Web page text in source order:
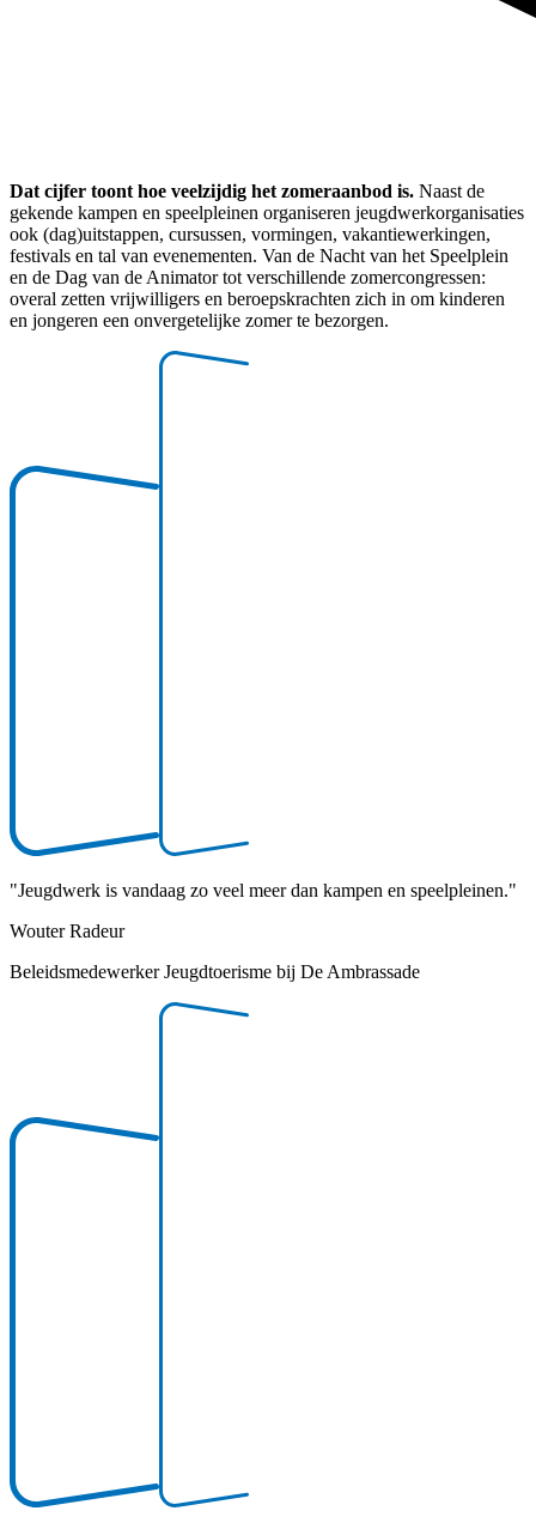
Dat cijfer toont hoe veelzijdig het zomeraanbod is. Naast de
gekende kampen en speelpleinen organiseren jeugdwerkorganisaties
ook (dag)uitstappen, cursussen, vormingen, vakantiewerkingen,
festivals en tal van evenementen. Van de Nacht van het Speelplein
en de Dag van de Animator tot verschillende zomercongressen:
overal zetten vrijwilligers en beroepskrachten zich in om kinderen
en jongeren een onvergetelijke zomer te bezorgen.
"Jeugdwerk is vandaag zo veel meer dan kampen en speelpleinen."
Wouter Radeur
Beleidsmedewerker Jeugdtoerisme bij De Ambrassade